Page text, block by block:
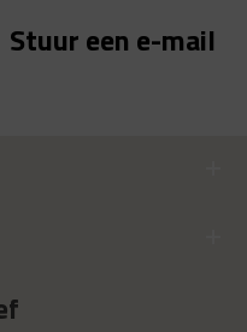
Stuur een e-mail